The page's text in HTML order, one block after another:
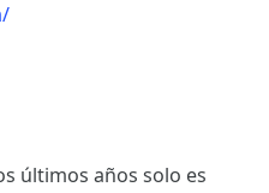
últimos años solo es